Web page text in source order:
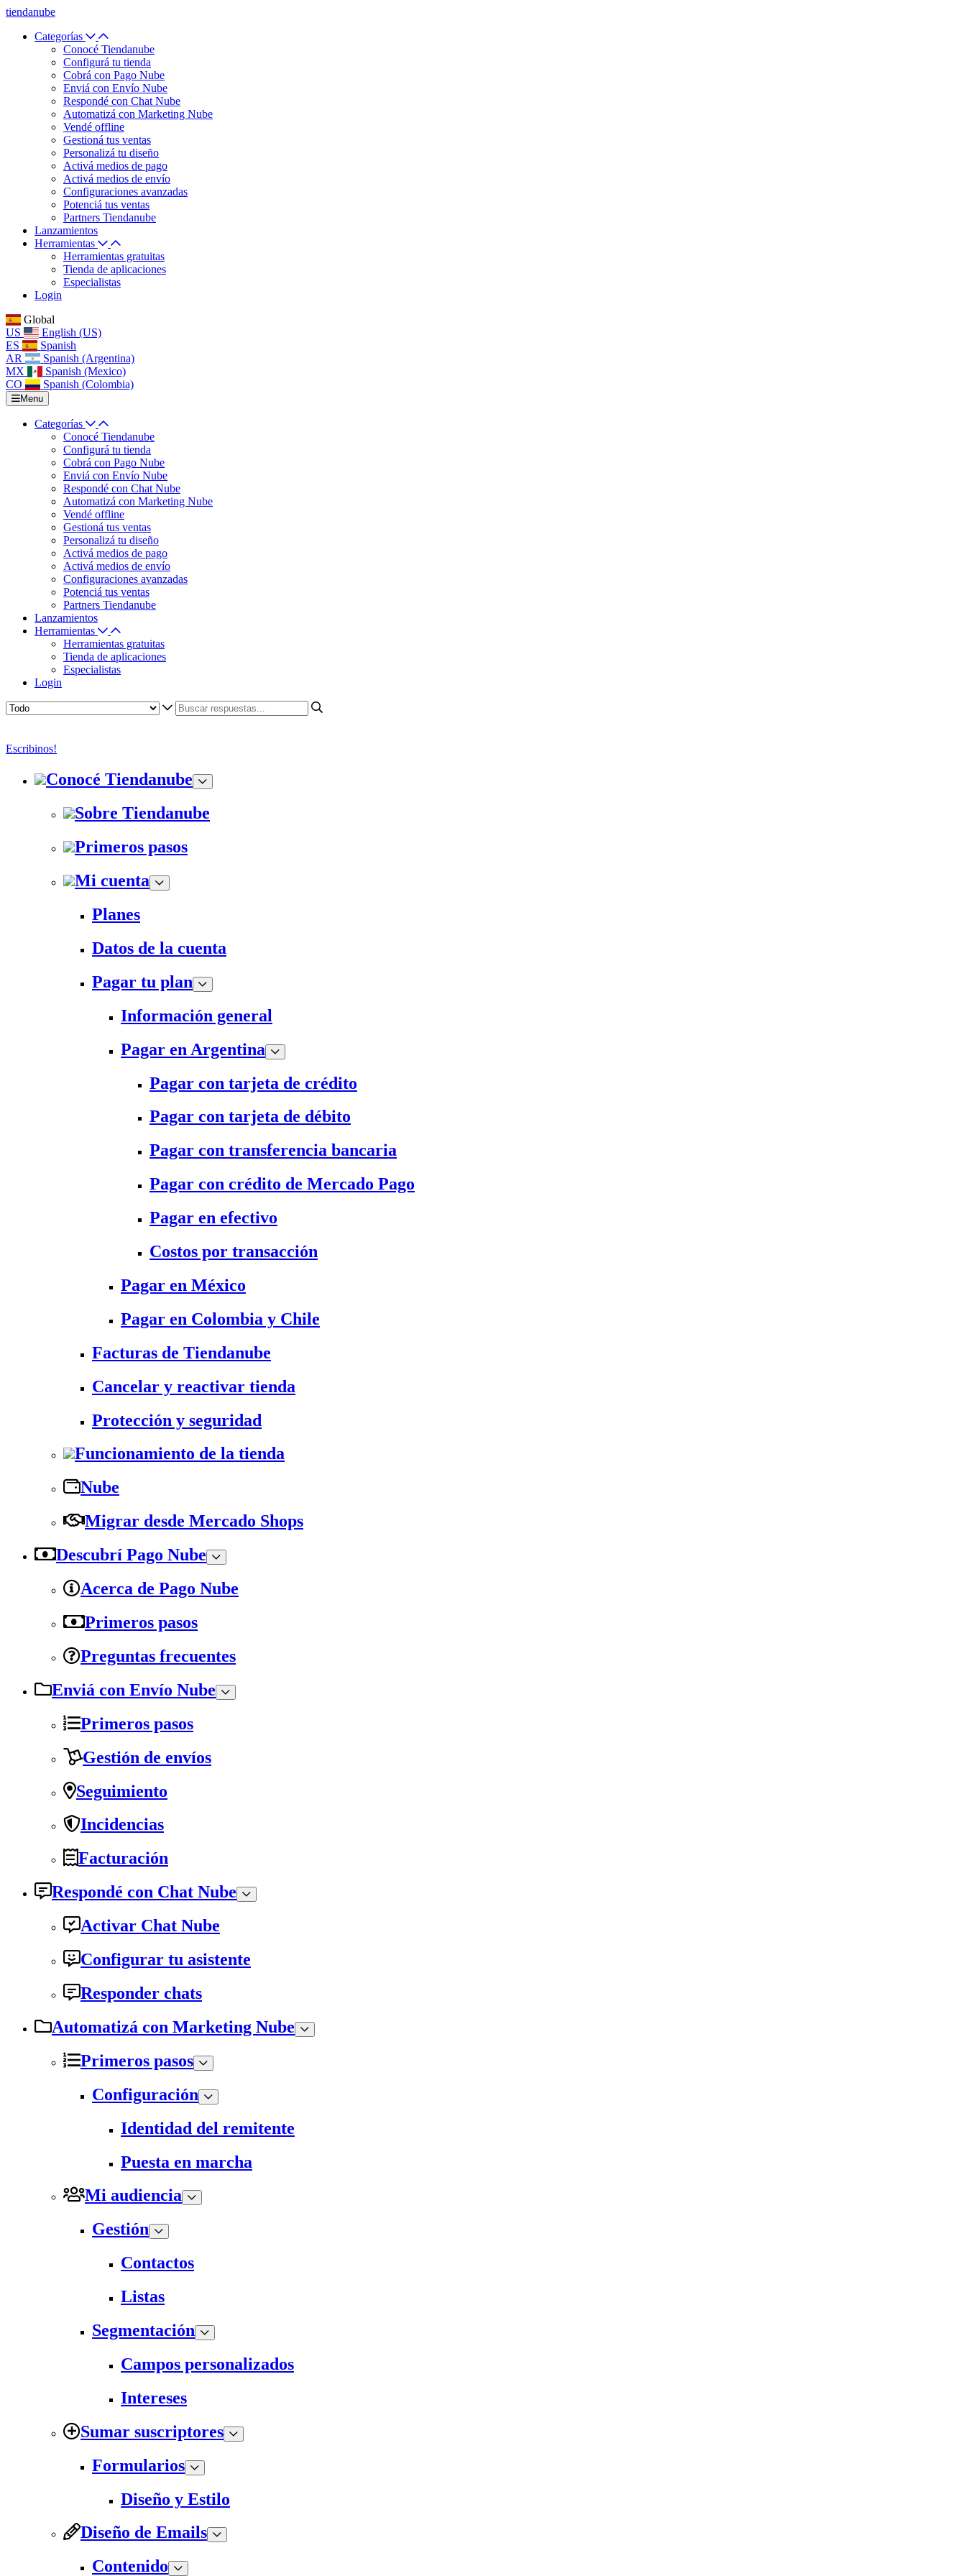
tiendanube
Categorías
Conocé Tiendanube
Configurá tu tienda
Cobrá con Pago Nube
Enviá con Envío Nube
Respondé con Chat Nube
Automatizá con Marketing Nube
Vendé offline
Gestioná tus ventas
Personalizá tu diseño
Activá medios de pago
Activá medios de envío
Configuraciones avanzadas
Potenciá tus ventas
Partners Tiendanube
Lanzamientos
Herramientas
Herramientas gratuitas
Tienda de aplicaciones
Especialistas
Login
Global
US
English (US)
ES
Spanish
AR
Spanish (Argentina)
MX
Spanish (Mexico)
CO
Spanish (Colombia)
Menu
Categorías
Conocé Tiendanube
Configurá tu tienda
Cobrá con Pago Nube
Enviá con Envío Nube
Respondé con Chat Nube
Automatizá con Marketing Nube
Vendé offline
Gestioná tus ventas
Personalizá tu diseño
Activá medios de pago
Activá medios de envío
Configuraciones avanzadas
Potenciá tus ventas
Partners Tiendanube
Lanzamientos
Herramientas
Herramientas gratuitas
Tienda de aplicaciones
Especialistas
Login
Escribinos!
Conocé Tiendanube
Sobre Tiendanube
Primeros pasos
Mi cuenta
Planes
Datos de la cuenta
Pagar tu plan
Información general
Pagar en Argentina
Pagar con tarjeta de crédito
Pagar con tarjeta de débito
Pagar con transferencia bancaria
Pagar con crédito de Mercado Pago
Pagar en efectivo
Costos por transacción
Pagar en México
Pagar en Colombia y Chile
Facturas de Tiendanube
Cancelar y reactivar tienda
Protección y seguridad
Funcionamiento de la tienda
Nube
Migrar desde Mercado Shops
Descubrí Pago Nube
Acerca de Pago Nube
Primeros pasos
Preguntas frecuentes
Enviá con Envío Nube
Primeros pasos
Gestión de envíos
Seguimiento
Incidencias
Facturación
Respondé con Chat Nube
Activar Chat Nube
Configurar tu asistente
Responder chats
Automatizá con Marketing Nube
Primeros pasos
Configuración
Identidad del remitente
Puesta en marcha
Mi audiencia
Gestión
Contactos
Listas
Segmentación
Campos personalizados
Intereses
Sumar suscriptores
Formularios
Diseño y Estilo
Diseño de Emails
Contenido